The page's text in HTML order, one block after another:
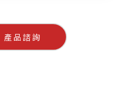
產品諮詢